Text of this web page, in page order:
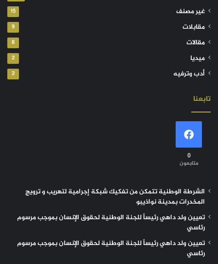
غير مصنف 15
مقابلات 9
مقالات 8
ميديا 2
أدب وترفيه 2
تابعنا
0
متابعون
الشرطة الوطنية تتمكن من تفكيك شبكة إجرامية لتهريب و ترويج
المخدرات بمدينة نواذيبو
تعيين ولد داهي رئيساً للجنة الوطنية لحقوق الإنسان بموجب مرسوم
رئاسي
تعيين ولد داهي رئيساً للجنة الوطنية لحقوق الإنسان بموجب مرسوم
رئاسي